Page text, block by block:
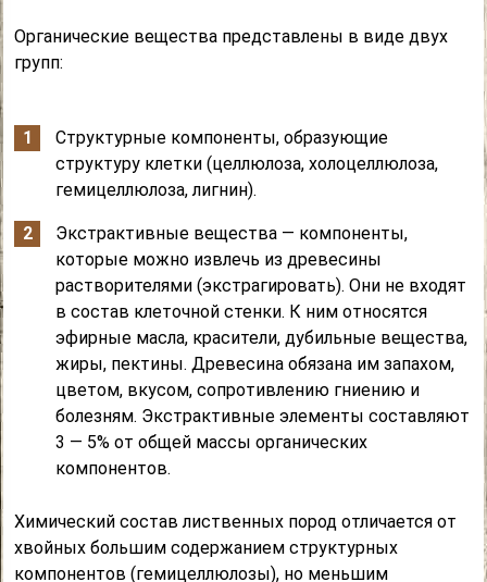
Органические вещества представлены в виде двух
групп:
Структурные компоненты, образующие
структуру клетки (целлюлоза, холоцеллюлоза,
гемицеллюлоза, лигнин).
Экстрактивные вещества — компоненты,
которые можно извлечь из древесины
растворителями (экстрагировать). Они не входят
в состав клеточной стенки. К ним относятся
эфирные масла, красители, дубильные вещества,
жиры, пектины. Древесина обязана им запахом,
цветом, вкусом, сопротивлению гниению и
болезням. Экстрактивные элементы составляют
3 — 5% от общей массы органических
компонентов.
Химический состав лиственных пород отличается от
хвойных большим содержанием структурных
компонентов (гемицеллюлозы), но меньшим